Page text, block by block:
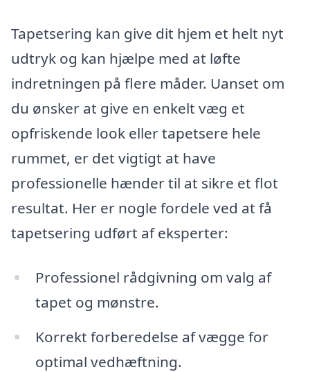
Tapetsering kan give dit hjem et helt nyt
udtryk og kan hjælpe med at løfte
indretningen på flere måder. Uanset om
du ønsker at give en enkelt væg et
opfriskende look eller tapetsere hele
rummet, er det vigtigt at have
professionelle hænder til at sikre et flot
resultat. Her er nogle fordele ved at få
tapetsering udført af eksperter:
Professionel rådgivning om valg af
tapet og mønstre.
Korrekt forberedelse af vægge for
optimal vedhæftning.